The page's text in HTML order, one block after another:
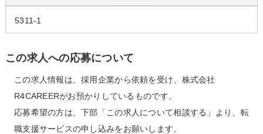
5311-1
この求人への応募について
この求人情報は、採用企業から依頼を受け、株式会社
R4CAREERがお預かりしているものです。
応募希望の方は、下部「この求人について相談する」より、転
職支援サービスの申し込みをお願いします。